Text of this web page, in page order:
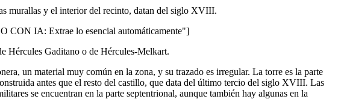
murallas y el interior del recinto, datan del siglo XVIII.
CON IA: Extrae lo esencial automáticamente"]
Hércules Gaditano o de Hércules-Melkart.
un material muy común en la zona, y su trazado es irregular. La torre es la parte
antes que el resto del castillo, que data del último tercio del siglo XVIII. Las
se encuentran en la parte septentrional, aunque también hay algunas en la